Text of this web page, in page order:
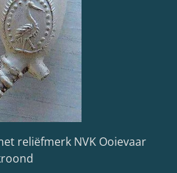
reliëfmerk NVK Ooievaar